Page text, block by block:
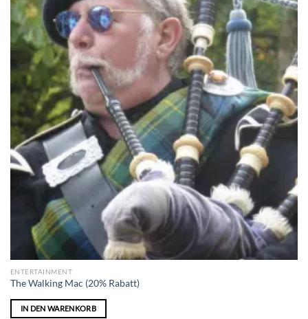
ENTERTAINMENT
The Walking Mac (20% Rabatt)
IN DEN WARENKORB